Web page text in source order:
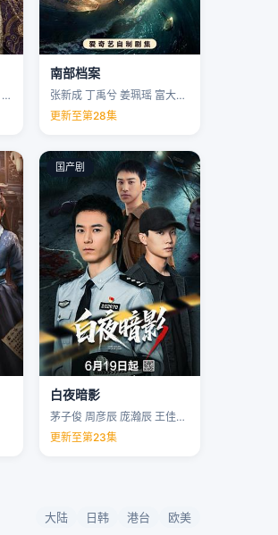
马克·里朗斯 戴米恩·路易斯 凯特·菲利普斯 托马斯·布罗迪-桑斯特 …
南部档案
张新成 丁禹兮 姜珮瑶 富大龙 …
更新至第28集
国产剧
白夜暗影
茅子俊 周彦辰 庞瀚辰 王佳宇 …
更新至第23集
大陆 日韩 港台 欧美